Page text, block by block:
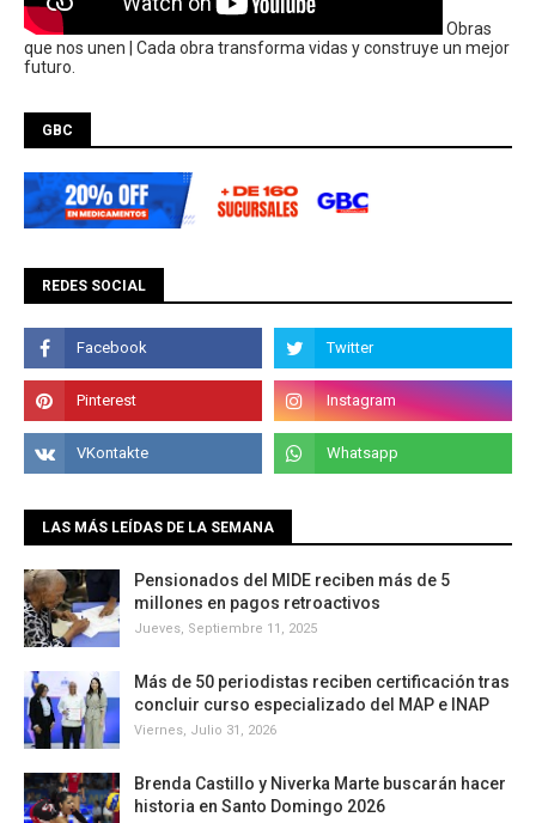
Obras
que nos unen | Cada obra transforma vidas y construye un mejor
futuro.
GBC
REDES SOCIAL
LAS MÁS LEÍDAS DE LA SEMANA
Pensionados del MIDE reciben más de 5
millones en pagos retroactivos
Jueves, Septiembre 11, 2025
Más de 50 periodistas reciben certificación tras
concluir curso especializado del MAP e INAP
Viernes, Julio 31, 2026
Brenda Castillo y Niverka Marte buscarán hacer
historia en Santo Domingo 2026